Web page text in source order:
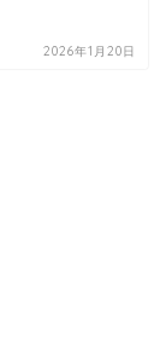
2026年1月20日